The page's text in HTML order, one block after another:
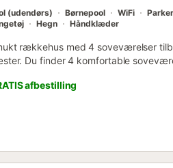
(udendørs) Børnepool WiFi
Hegn Håndklæder
rækkehus med 4 soveværelser
Du finder 4 komfortable
for en babyseng, barnestol
til dit køretøj. Begivenheder og
afbestilling